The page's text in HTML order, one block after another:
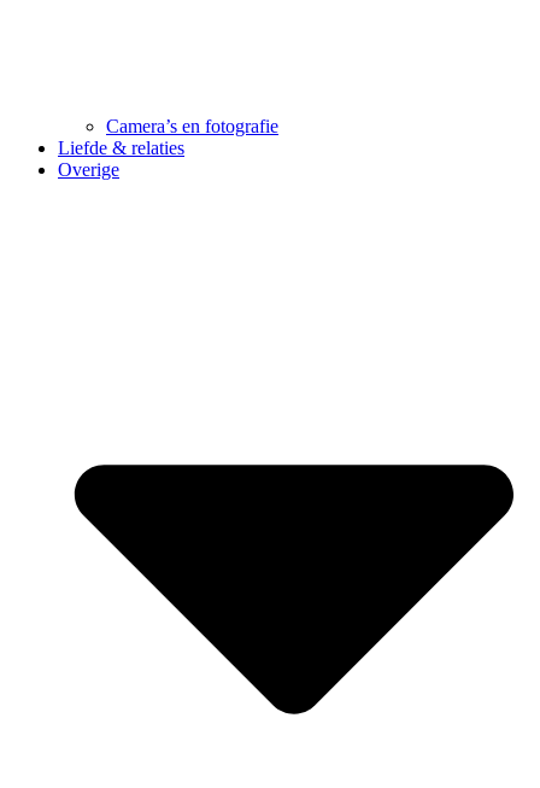
Camera’s en fotografie
Liefde & relaties
Overige